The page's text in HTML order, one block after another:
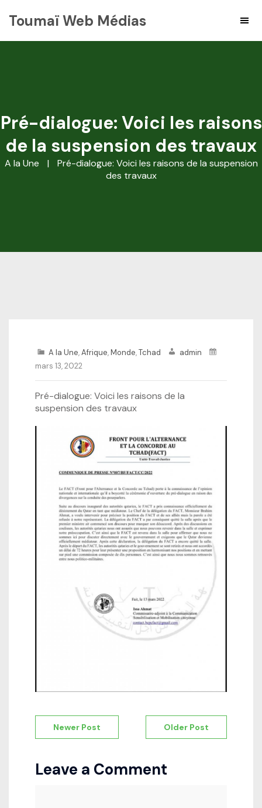
Toumaï Web Médias
Pré-dialogue: Voici les raisons
de la suspension des travaux
A la Une |
Pré-dialogue: Voici les raisons de la suspension
des travaux
A la Une,Afrique,Monde,Tchad
admin
mars 13, 2022
Pré-dialogue: Voici les raisons de la
suspension des travaux
Navigation
de
l’article
Newer Post Older Post
Leave a Comment